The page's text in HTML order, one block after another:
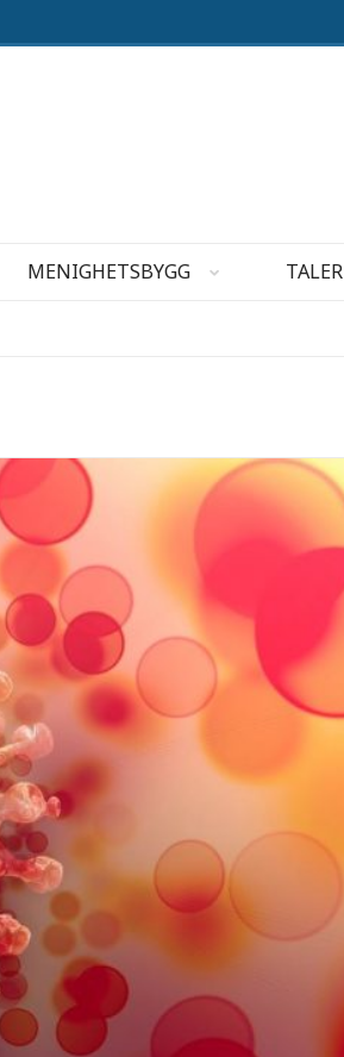
MENIGHETSBYGG TALER